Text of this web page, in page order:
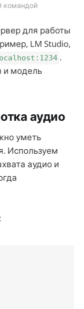
командой
для работы
LM Studio,
.
и модель
аудио
уметь
Используем
аудио и